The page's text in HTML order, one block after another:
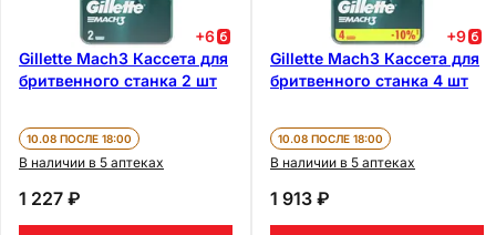
+6
Gillette Mach3 Кассета для
бритвенного станка 2 шт
10.08 ПОСЛЕ 18:00
В наличии в 5 аптеках
1 227 ₽
+9
Gillette Mach3 Кассета для
бритвенного станка 4 шт
10.08 ПОСЛЕ 18:00
В наличии в 5 аптеках
1 913 ₽